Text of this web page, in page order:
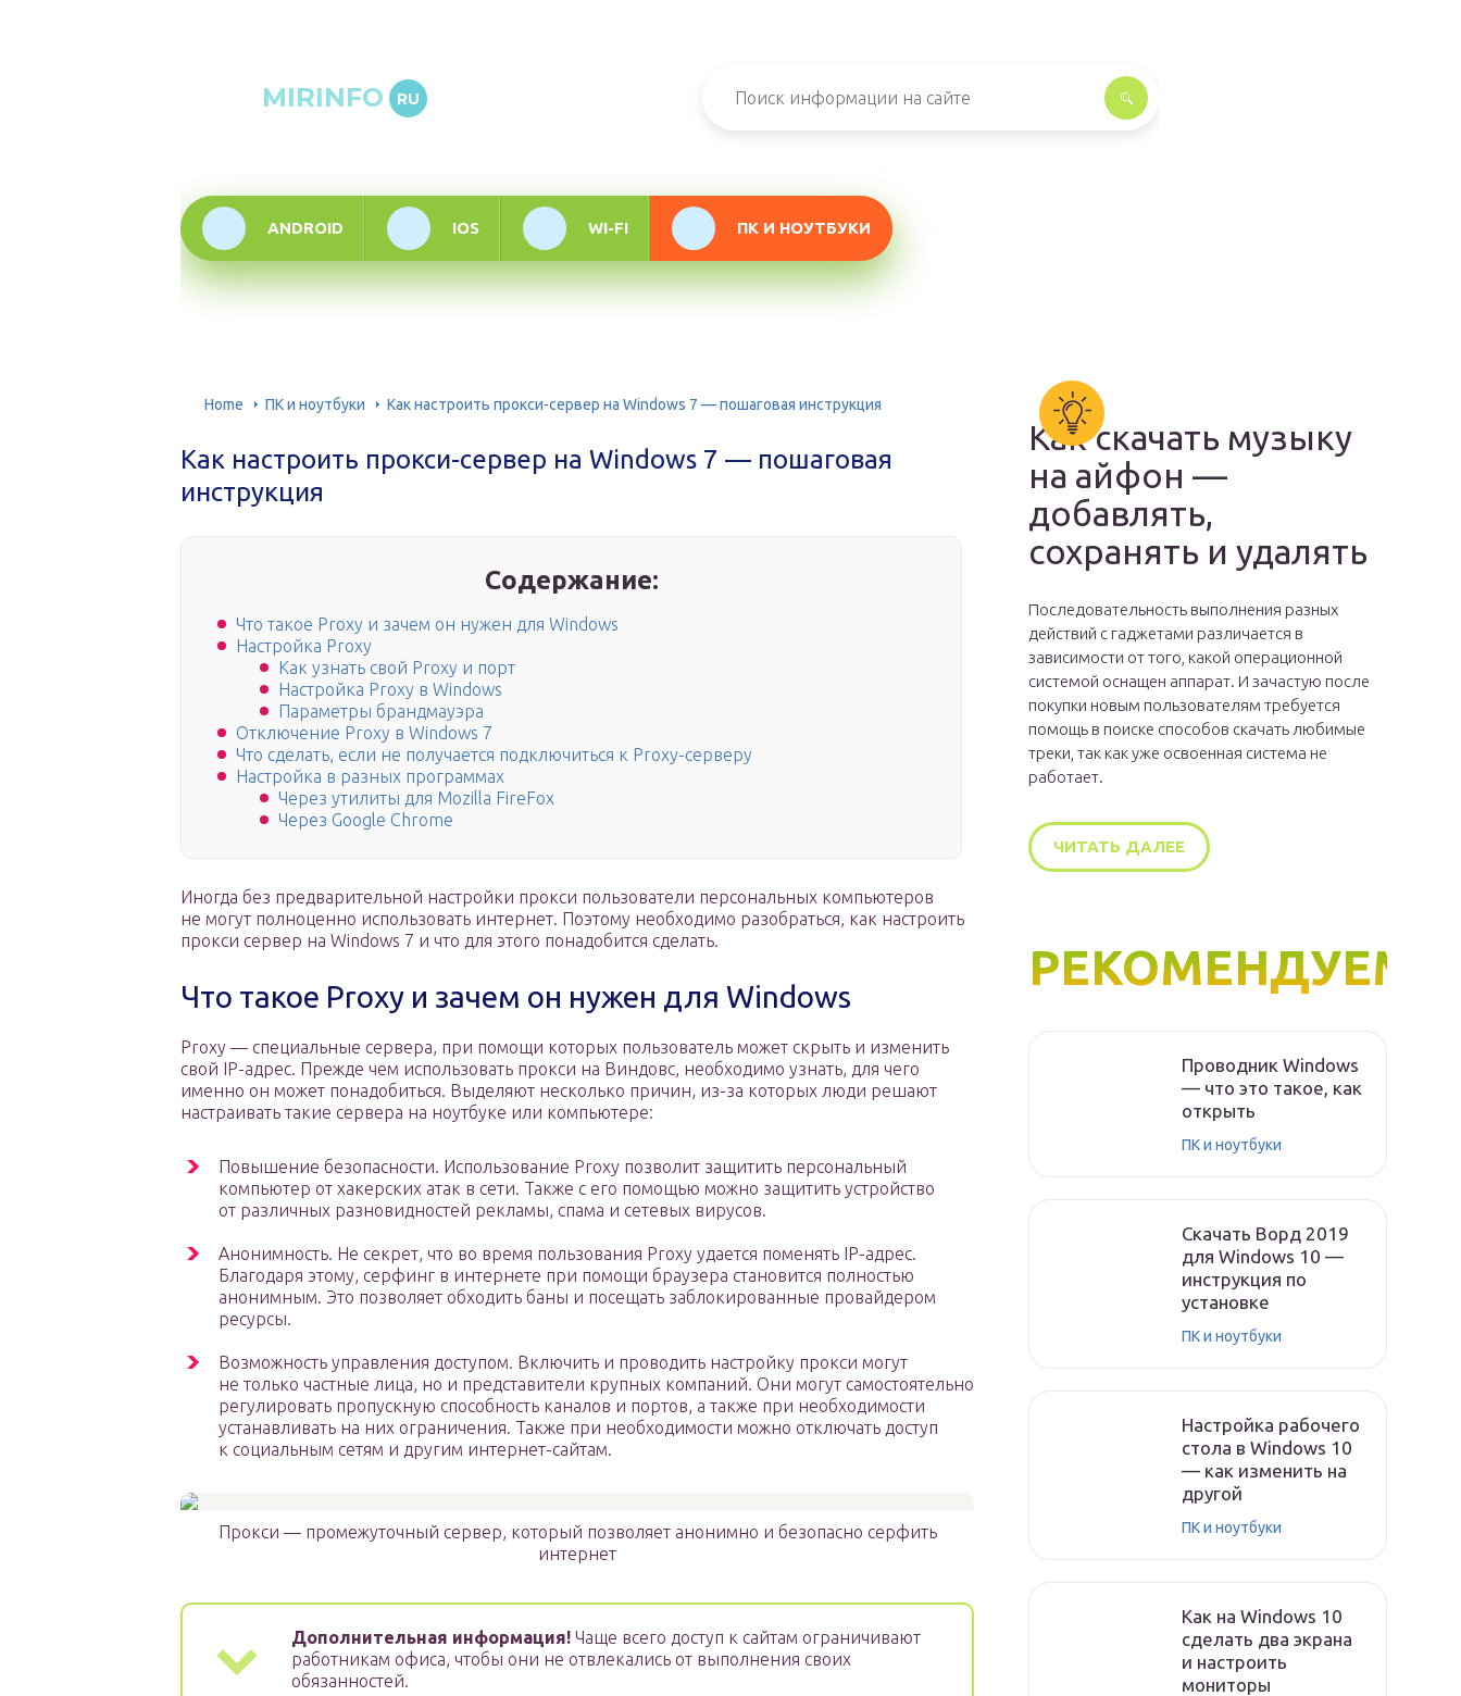
MIRINFO RU
ANDROID IOS WI-FI ПК И НОУТБУКИ
Home ПК и ноутбуки Как настроить прокси-сервер на Windows 7 — пошаговая инструкция
Как настроить прокси-сервер на Windows 7 — пошаговая
инструкция
Содержание:
Что такое Proxy и зачем он нужен для Windows
Настройка Proxy
Как узнать свой Proxy и порт
Настройка Proxy в Windows
Параметры брандмауэра
Отключение Proxy в Windows 7
Что сделать, если не получается подключиться к Proxy-серверу
Настройка в разных программах
Через утилиты для Mozilla FireFox
Через Google Chrome
Иногда без предварительной настройки прокси пользователи персональных компьютеров
не могут полноценно использовать интернет. Поэтому необходимо разобраться, как настроить
прокси сервер на Windows 7 и что для этого понадобится сделать.
Что такое Proxy и зачем он нужен для Windows
Proxy — специальные сервера, при помощи которых пользователь может скрыть и изменить
свой IP-адрес. Прежде чем использовать прокси на Виндовс, необходимо узнать, для чего
именно он может понадобиться. Выделяют несколько причин, из-за которых люди решают
настраивать такие сервера на ноутбуке или компьютере:
Повышение безопасности. Использование Proxy позволит защитить персональный
компьютер от хакерских атак в сети. Также с его помощью можно защитить устройство
от различных разновидностей рекламы, спама и сетевых вирусов.
Анонимность. Не секрет, что во время пользования Proxy удается поменять IP-адрес.
Благодаря этому, серфинг в интернете при помощи браузера становится полностью
анонимным. Это позволяет обходить баны и посещать заблокированные провайдером
ресурсы.
Возможность управления доступом. Включить и проводить настройку прокси могут
не только частные лица, но и представители крупных компаний. Они могут самостоятельно
регулировать пропускную способность каналов и портов, а также при необходимости
устанавливать на них ограничения. Также при необходимости можно отключать доступ
к социальным сетям и другим интернет-сайтам.
Прокси — промежуточный сервер, который позволяет анонимно и безопасно серфить
интернет
Дополнительная информация! Чаще всего доступ к сайтам ограничивают
работникам офиса, чтобы они не отвлекались от выполнения своих
обязанностей.
Как скачать музыку
на айфон —
добавлять,
сохранять и удалять
Последовательность выполнения разных
действий с гаджетами различается в
зависимости от того, какой операционной
системой оснащен аппарат. И зачастую после
покупки новым пользователям требуется
помощь в поиске способов скачать любимые
треки, так как уже освоенная система не
работает.
ЧИТАТЬ ДАЛЕЕ
РЕКОМЕНДУЕМ
Проводник Windows
— что это такое, как
открыть
ПК и ноутбуки
Скачать Ворд 2019
для Windows 10 —
инструкция по
установке
ПК и ноутбуки
Настройка рабочего
стола в Windows 10
— как изменить на
другой
ПК и ноутбуки
Как на Windows 10
сделать два экрана
и настроить
мониторы